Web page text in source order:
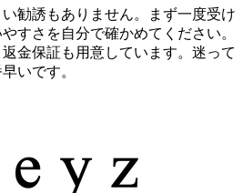
勧誘もありません。まず一度受け
すさを自分で確かめてください。
金保証も用意しています。迷って
いです。